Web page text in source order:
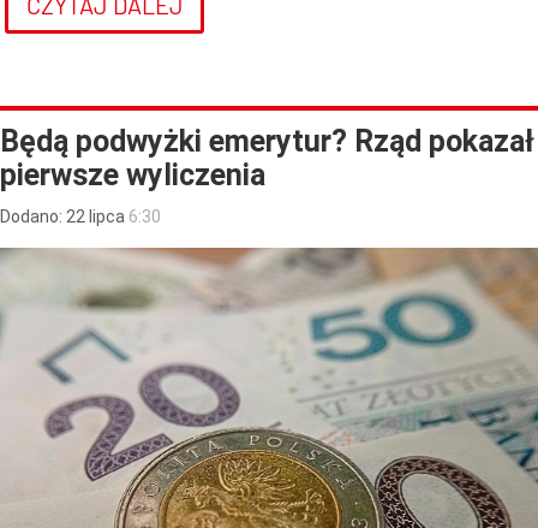
Będą podwyżki emerytur? Rząd pokazał
pierwsze wyliczenia
Dodano: 22 lipca 6:30